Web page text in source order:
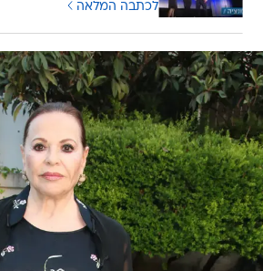
לכתבה המלאה